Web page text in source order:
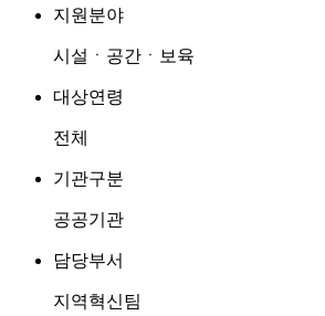
지원분야
시설ㆍ공간ㆍ보육
대상연령
전체
기관구분
공공기관
담당부서
지역혁신팀